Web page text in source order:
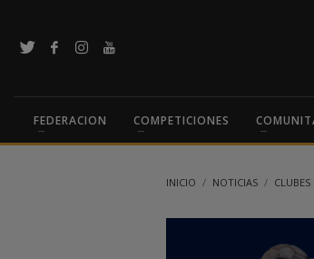
FEDERACION COMPETICIONES
INICIO NOTICIAS CLUBES